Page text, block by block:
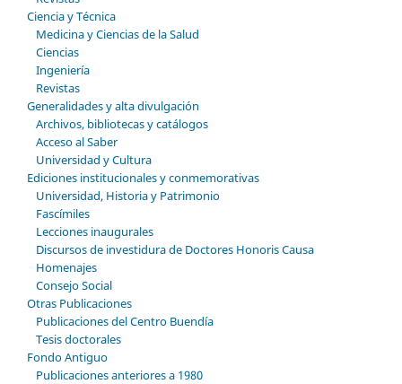
Ciencia y Técnica
Medicina y Ciencias de la Salud
Ciencias
Ingeniería
Revistas
Generalidades y alta divulgación
Archivos, bibliotecas y catálogos
Acceso al Saber
Universidad y Cultura
Ediciones institucionales y conmemorativas
Universidad, Historia y Patrimonio
Fascímiles
Lecciones inaugurales
Discursos de investidura de Doctores Honoris Causa
Homenajes
Consejo Social
Otras Publicaciones
Publicaciones del Centro Buendía
Tesis doctorales
Fondo Antiguo
Publicaciones anteriores a 1980